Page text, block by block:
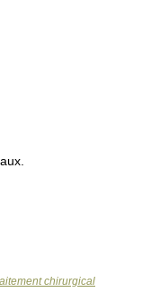
chirurgical